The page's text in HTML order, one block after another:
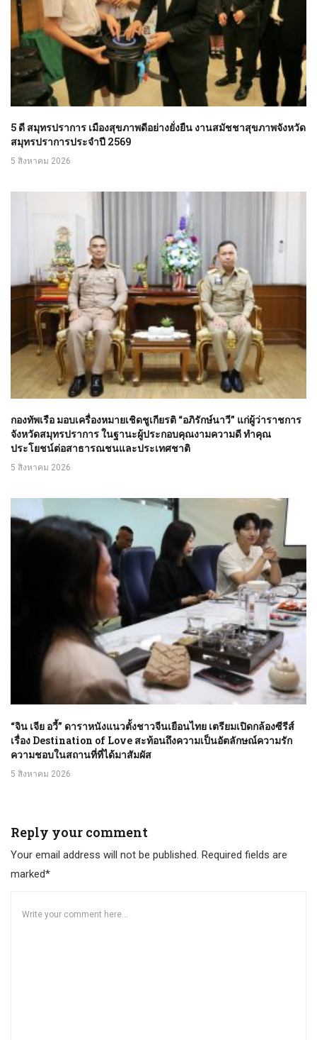
5 ดี สมุทรปราการ เมืองสุขภาพดีอย่างยั่งยืน งานสมัชชาสุขภาพจังหวัด
สมุทรปราการประจำปี 2569
5 สิงหาคม 2026
กองทัพเรือ มอบเครื่องหมายเชิดชูเกียรติ “อภิรักษ์นาวี” แก่ผู้ว่าราชการ
จังหวัดสมุทรปราการ ในฐานะผู้ประกอบคุณงามความดี ทำคุณ
ประโยชน์ต่อสาธารณชนและประเทศชาติ
5 สิงหาคม 2026
“จิน เจีย อวี้” ดาราหนังแนวตั้งชาวจีนเยือนไทย เตรียมเปิดกล้องซีรีส์
เรื่อง Destination of Love สะท้อนถึงความเป็นอัตลักษณ์ความรัก
ความชอบในสถานที่ที่ได้มาสัมผัส
5 สิงหาคม 2026
Reply your comment
Your email address will not be published. Required fields are
marked*